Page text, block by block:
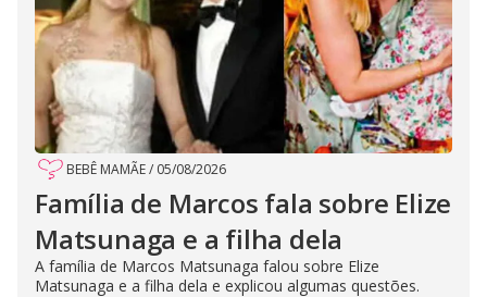
BEBÊ MAMÃE/ 05/08/2026
Família de Marcos fala sobre Elize
Matsunaga e a filha dela
A família de Marcos Matsunaga falou sobre Elize
Matsunaga e a filha dela e explicou algumas questões.